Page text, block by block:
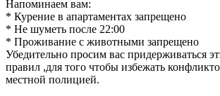
Напоминаем вам:
* Курение в апартаментах запрещено
* Не шуметь после 22:00
* Проживание с животными запрещено
Убедительно просим вас придерживаться
правил ,для того чтобы избежать
местной полицией.